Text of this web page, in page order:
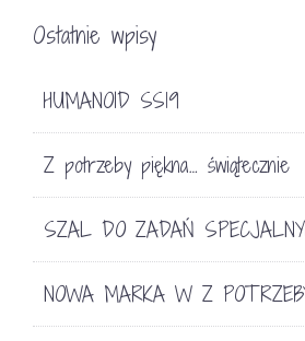
Ostatnie wpisy
HUMANOID SS19
Z potrzeby piękna… świątecznie
SZAL DO ZADAŃ
NOWA MARKA W Z